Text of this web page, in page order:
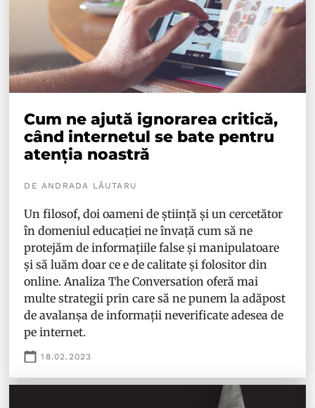
Cum ne ajută ignorarea critică,
când internetul se bate pentru
atenția noastră
DE ANDRADA LĂUTARU
Un filosof, doi oameni de știință și un cercetător
în domeniul educației ne învață cum să ne
protejăm de informațiile false și manipulatoare
și să luăm doar ce e de calitate și folositor din
online. AnalizaThe Conversation oferă mai
multe strategii prin care să ne punem la adăpost
de avalanșa de informații neverificate adesea de
pe internet.
18.02.2023